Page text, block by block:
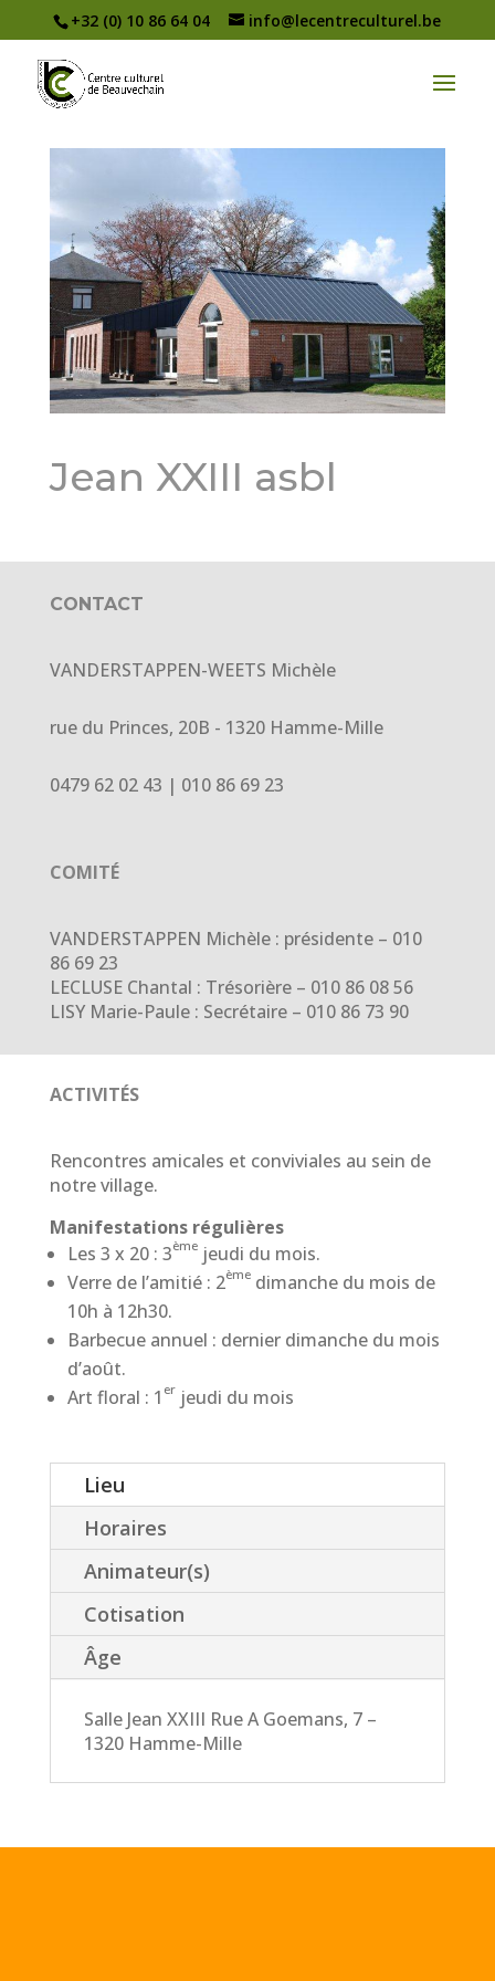
+32 (0) 10 86 64 04 info@lecentreculturel.be
Jean XXIII asbl
CONTACT
VANDERSTAPPEN-WEETS Michèle
rue du Princes, 20B - 1320 Hamme-Mille
0479 62 02 43 | 010 86 69 23
COMITÉ
VANDERSTAPPEN Michèle : présidente – 010
86 69 23
LECLUSE Chantal : Trésorière – 010 86 08 56
LISY Marie-Paule : Secrétaire – 010 86 73 90
ACTIVITÉS
Rencontres amicales et conviviales au sein de
notre village.
Manifestations régulières
Les 3 x 20 : 3èmejeudi du mois.
Verre de l’amitié : 2èmedimanche du mois de
10h à 12h30.
Barbecue annuel : dernier dimanche du mois
d’août.
Art floral : 1 erjeudi du mois
Lieu
Horaires
Animateur(s)
Cotisation
Âge
Salle Jean XXIII Rue A Goemans, 7 –
1320 Hamme-Mille